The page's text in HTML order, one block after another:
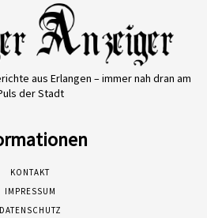
aus Erlangen – immer nah dran am
der Stadt
KONTAKT
IMPRESSUM
DATENSCHUTZ